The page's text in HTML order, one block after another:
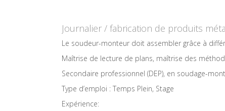
Journalier / fabrication de produits
Le soudeur-monteur doit assembler grâce à
Maîtrise de lecture de plans, maîtrise des
Secondaire professionnel (DEP), en soudage-
Type d’emploi : Temps Plein, Stage
Expérience: